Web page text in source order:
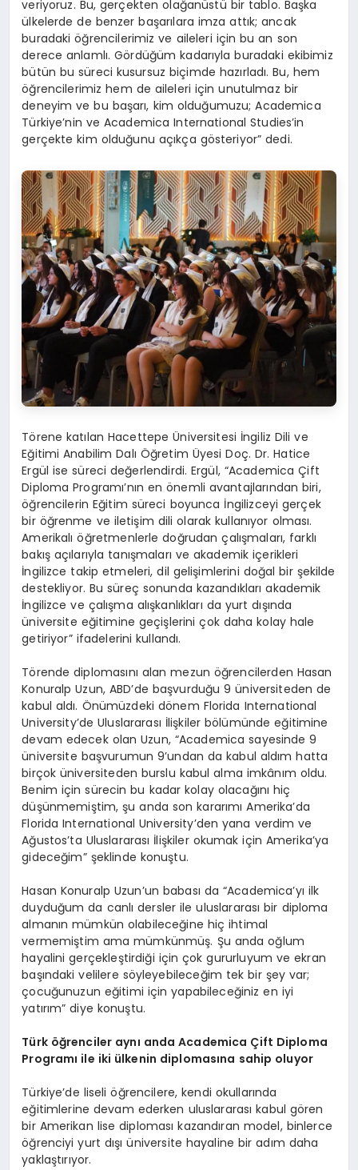
veriyoruz. Bu, gerçekten olağanüstü bir tablo. Başka
ülkelerde de benzer başarılara imza attık; ancak
buradaki öğrencilerimiz ve aileleri için bu an son
derece anlamlı. Gördüğüm kadarıyla buradaki ekibimiz
bütün bu süreci kusursuz biçimde hazırladı. Bu, hem
öğrencilerimiz hem de aileleri için unutulmaz bir
deneyim ve bu başarı, kim olduğumuzu; Academica
Türkiye’nin ve Academica International Studies’in
gerçekte kim olduğunu açıkça gösteriyor” dedi.
Törene katılan Hacettepe Üniversitesi İngiliz Dili ve
Eğitimi Anabilim Dalı Öğretim Üyesi Doç. Dr. Hatice
Ergül ise süreci değerlendirdi. Ergül, “Academica Çift
Diploma Programı’nın en önemli avantajlarından biri,
öğrencilerin Eğitim süreci boyunca İngilizceyi gerçek
bir öğrenme ve iletişim dili olarak kullanıyor olması.
Amerikalı öğretmenlerle doğrudan çalışmaları, farklı
bakış açılarıyla tanışmaları ve akademik içerikleri
İngilizce takip etmeleri, dil gelişimlerini doğal bir şekilde
destekliyor. Bu süreç sonunda kazandıkları akademik
İngilizce ve çalışma alışkanlıkları da yurt dışında
üniversite eğitimine geçişlerini çok daha kolay hale
getiriyor” ifadelerini kullandı.
Törende diplomasını alan mezun öğrencilerden Hasan
Konuralp Uzun, ABD’de başvurduğu 9 üniversiteden de
kabul aldı. Önümüzdeki dönem Florida International
University’de Uluslararası İlişkiler bölümünde eğitimine
devam edecek olan Uzun, “Academica sayesinde 9
üniversite başvurumun 9’undan da kabul aldım hatta
birçok üniversiteden burslu kabul alma imkânım oldu.
Benim için sürecin bu kadar kolay olacağını hiç
düşünmemiştim, şu anda son kararımı Amerika’da
Florida International University’den yana verdim ve
Ağustos’ta Uluslararası İlişkiler okumak için Amerika’ya
gideceğim” şeklinde konuştu.
Hasan Konuralp Uzun’un babası da “Academica’yı ilk
duyduğum da canlı dersler ile uluslararası bir diploma
almanın mümkün olabileceğine hiç ihtimal
vermemiştim ama mümkünmüş. Şu anda oğlum
hayalini gerçekleştirdiği için çok gururluyum ve ekran
başındaki velilere söyleyebileceğim tek bir şey var;
çocuğunuzun eğitimi için yapabileceğiniz en iyi
yatırım” diye konuştu.
Türk öğrenciler aynı anda Academica Çift Diploma
Programı ile iki ülkenin diplomasına sahip oluyor
Türkiye’de liseli öğrencilere, kendi okullarında
eğitimlerine devam ederken uluslararası kabul gören
bir Amerikan lise diploması kazandıran model, binlerce
öğrenciyi yurt dışı üniversite hayaline bir adım daha
yaklaştırıyor.